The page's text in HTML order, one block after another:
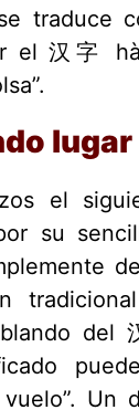
traduce
el 汉字
lugar
el
su
Un